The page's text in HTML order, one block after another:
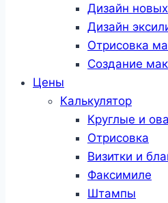
Дизайн
Дизайн
Отрисовка
Создание
Цены
Калькулятор
Круглые и
Отрисовка
Визитки и
Факсимиле
Штампы